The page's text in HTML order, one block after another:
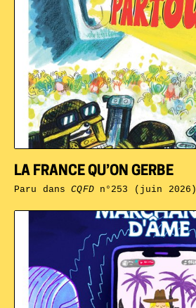
LA FRANCE QU’ON GERBE
Paru dansCQFDn°253 (juin 2026)